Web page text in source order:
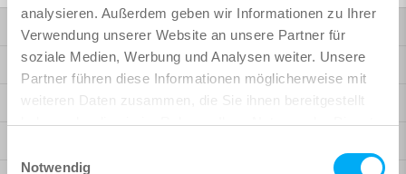
analysieren. Außerdem geben wir Informationen zu Ihrer
Verwendung unserer Website an unsere Partner für
soziale Medien, Werbung und Analysen weiter. Unsere
Partner führen diese Informationen möglicherweise mit
weiteren Daten zusammen, die Sie ihnen bereitgestellt
haben oder die sie im Rahmen Ihrer Nutzung der Dienste
Notwendig
Bridge design
Building design
BIM workflow